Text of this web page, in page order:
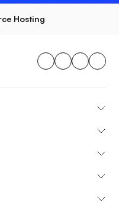
Hosting